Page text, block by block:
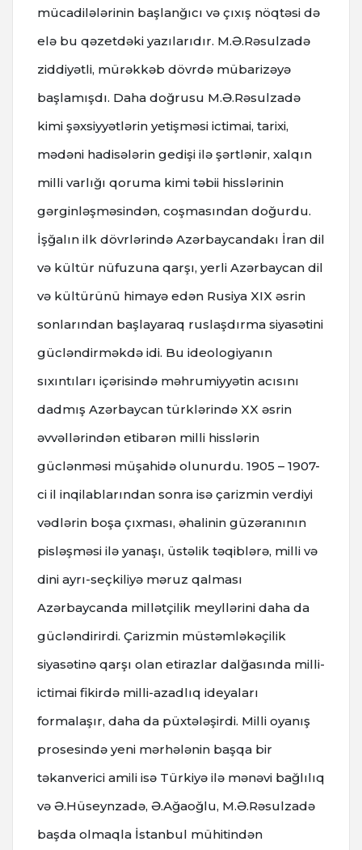
mücadilələrinin başlanğıcı və çıxış nöqtəsi də
elə bu qəzetdəki yazılarıdır. M.Ə.Rəsulzadə
ziddiyətli, mürəkkəb dövrdə mübarizəyə
başlamışdı. Daha doğrusu M.Ə.Rəsulzadə
kimi şəxsiyyətlərin yetişməsi ictimai, tarixi,
mədəni hadisələrin gedişi ilə şərtlənir, xalqın
milli varlığı qoruma kimi təbii hisslərinin
gərginləşməsindən, coşmasından doğurdu.
İşğalın ilk dövrlərində Azərbaycandakı İran dil
və kültür nüfuzuna qarşı, yerli Azərbaycan dil
və kültürünü himayə edən Rusiya XIX əsrin
sonlarından başlayaraq ruslaşdırma siyasətini
gücləndirməkdə idi. Bu ideologiyanın
sıxıntıları içərisində məhrumiyyətin acısını
dadmış Azərbaycan türklərində XX əsrin
əvvəllərindən etibarən milli hisslərin
güclənməsi müşahidə olunurdu. 1905 – 1907-
ci il inqilablarından sonra isə çarizmin verdiyi
vədlərin boşa çıxması, əhalinin güzəranının
pisləşməsi ilə yanaşı, üstəlik təqiblərə, milli və
dini ayrı-seçkiliyə məruz qalması
Azərbaycanda millətçilik meyllərini daha da
gücləndirirdi. Çarizmin müstəmləkəçilik
siyasətinə qarşı olan etirazlar dalğasında milli-
ictimai fikirdə milli-azadlıq ideyaları
formalaşır, daha da püxtələşirdi. Milli oyanış
prosesində yeni mərhələnin başqa bir
təkanverici amili isə Türkiyə ilə mənəvi bağlılıq
və Ə.Hüseynzadə, Ə.Ağaoğlu, M.Ə.Rəsulzadə
başda olmaqla İstanbul mühitindən